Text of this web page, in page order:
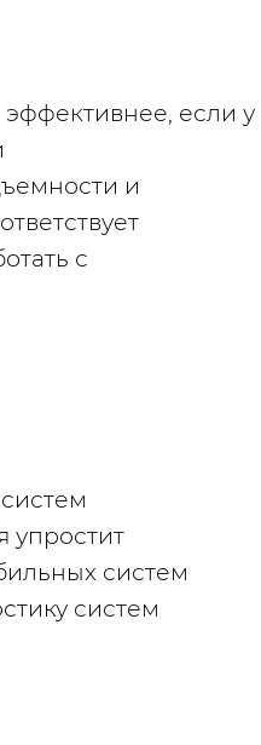
если у
и
с
упростит
систем
систем